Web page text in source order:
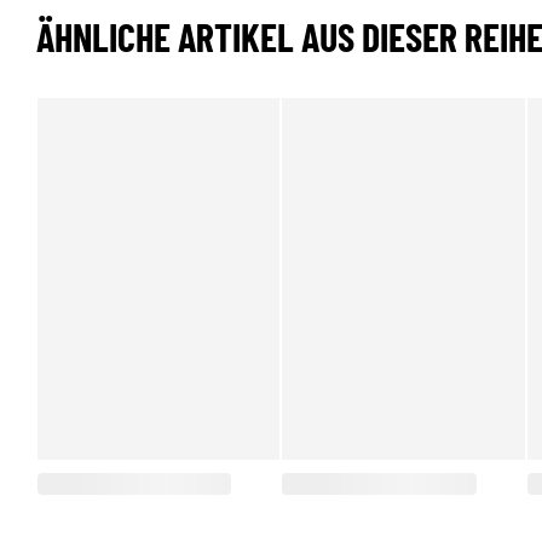
ÄHNLICHE ARTIKEL AUS DIESER REIHE